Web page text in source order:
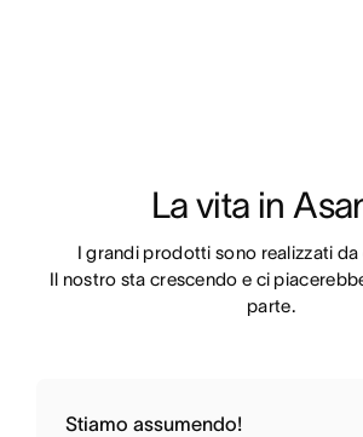
La vita in
I grandi prodotti sono realizzati da
Il nostro sta crescendo e ci
parte.
Stiamo assumendo!